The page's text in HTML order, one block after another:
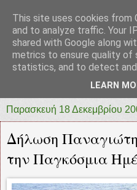
prototypia
"ΠΡΩΤΟΤΥΠΙΑ" *
Παρασκευή 18 Δεκεμβρίου
Δήλωση
την Παγκόσμια
This site uses cookies from
and to analyze traffic. Your
shared with Google along
metrics to ensure quality of
statistics, and to detect and
LEARN